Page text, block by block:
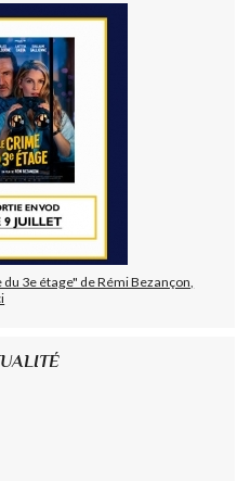
3e étage" de Rémi Bezançon,